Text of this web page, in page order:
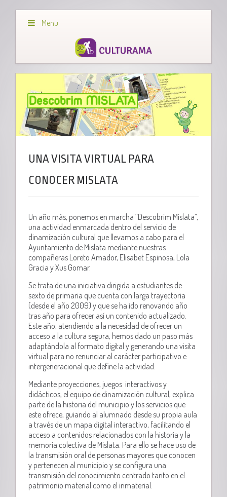
Menu
UNA VISITA VIRTUAL PARA
CONOCER MISLATA
Un año más, ponemos en marcha “Descobrim Mislata”,
una actividad enmarcada dentro del servicio de
dinamización cultural que llevamos a cabo para el
Ayuntamiento de Mislata mediante nuestras
compañeras Loreto Amador, Elisabet Espinosa, Lola
Gracia y Xus Gomar.
Se trata de una iniciativa dirigida a estudiantes de
sexto de primaria que cuenta con larga trayectoria
(desde el año 2009) y que se ha ido renovando año
tras año para ofrecer así un contenido actualizado.
Este año, atendiendo a la necesidad de ofrecer un
acceso a la cultura segura, hemos dado un paso más
adaptándola al formato digital y generando una visita
virtual para no renunciar al carácter participativo e
intergeneracional que define la actividad.
Mediante proyecciones, juegos interactivos y
didácticos, el equipo de dinamización cultural, explica
parte de la historia del municipio y los servicios que
este ofrece, guiando al alumnado desde su propia aula
a través de un mapa digital interactivo, facilitando el
acceso a contenidos relacionados con la historia y la
memoria colectiva de Mislata. Para ello se hace uso de
la transmisión oral de personas mayores que conocen
y pertenecen al municipio y se configura una
transmisión del conocimiento centrado tanto en el
patrimonio material como el inmaterial.